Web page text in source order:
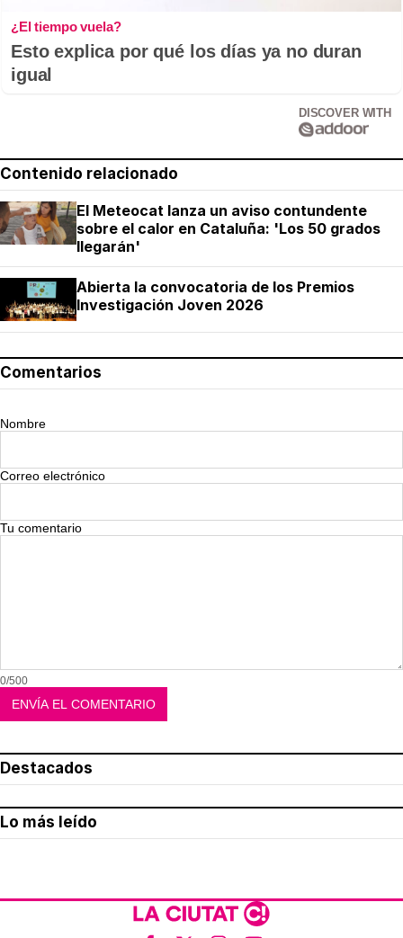
¿El tiempo vuela?
Esto explica por qué los días ya no duran
igual
DISCOVER WITH
Contenido relacionado
El Meteocat lanza un aviso contundente
sobre el calor en Cataluña: 'Los 50 grados
llegarán'
Abierta la convocatoria de los Premios
Investigación Joven 2026
Comentarios
Nombre
Correo electrónico
Tu comentario
0/500
Destacados
Lo más leído